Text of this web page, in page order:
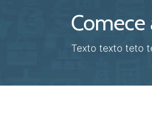
Texto texto teto